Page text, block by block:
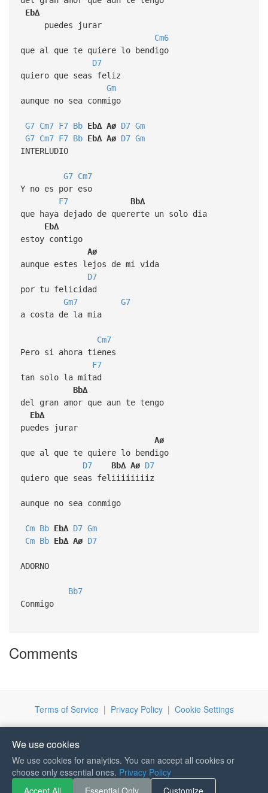
Eb∆
puedes jurar
Cm6
que al que te quiere lo bendigo
D7
quiero que seas feliz
Gm
aunque no sea conmigo
G7 Cm7 F7 Bb Eb∆ Aø D7 Gm
G7 Cm7 F7 Bb Eb∆ Aø D7 Gm
INTERLUDIO
G7 Cm7
Y no es por eso
F7
Bb∆
que haya dejado de quererte un solo dia
Eb∆
estoy contigo
Aø
aunque estes lejos de mi vida
D7
por tu felicidad
Gm7
G7
a costa de la mia
Cm7
Pero si ahora tienes
F7
tan solo la mitad
Bb∆
del gran amor que aun te tengo
Eb∆
puedes jurar
Aø
que al que te quiere lo bendigo
D7
Bb∆ Aø D7
quiero que seas feliiiiiiiiz
aunque no sea conmigo
Cm Bb Eb∆ D7 Gm
Cm Bb Eb∆ Aø D7
ADORNO
Bb7
Conmigo
Comments
Terms of Service| Privacy Policy| Cookie Settings
We use cookies
We use cookies for analytics. You can accept all cookies or
choose only essential ones. Privacy Policy
Accept All
Essential Only Customize
If you like Guitar Songs, you
can buy me a coffee :)